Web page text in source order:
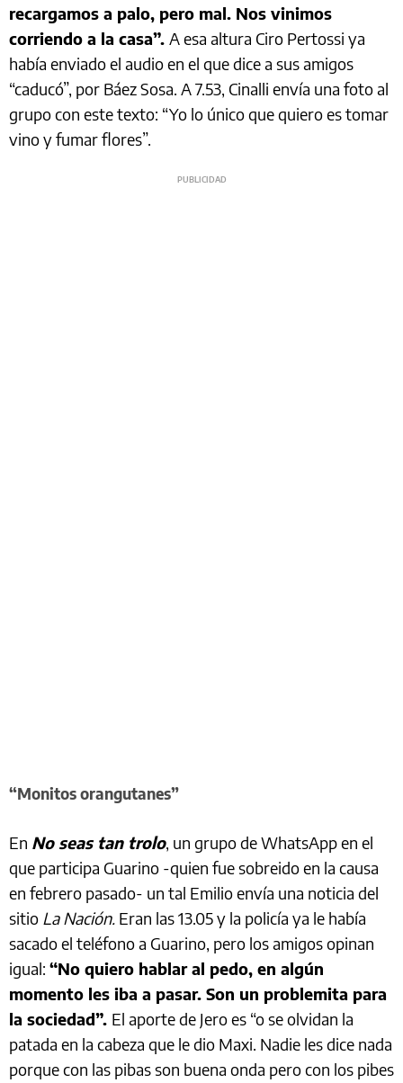
recargamos a palo, pero mal. Nos vinimos
corriendo a la casa”. A esa altura Ciro Pertossi ya
había enviado el audio en el que dice a sus amigos
“caducó”, por Báez Sosa. A 7.53, Cinalli envía una foto al
grupo con este texto: “Yo lo único que quiero es tomar
vino y fumar flores”.
“Monitos orangutanes”
En No seas tan trolo, un grupo de WhatsApp en el
que participa Guarino -quien fue sobreido en la causa
en febrero pasado- un tal Emilio envía una noticia del
sitio La Nación. Eran las 13.05 y la policía ya le había
sacado el teléfono a Guarino, pero los amigos opinan
igual: “No quiero hablar al pedo, en algún
momento les iba a pasar. Son un problemita para
la sociedad”. El aporte de Jero es “o se olvidan la
patada en la cabeza que le dio Maxi. Nadie les dice nada
porque con las pibas son buena onda pero con los pibes